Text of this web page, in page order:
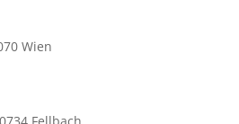
Wien